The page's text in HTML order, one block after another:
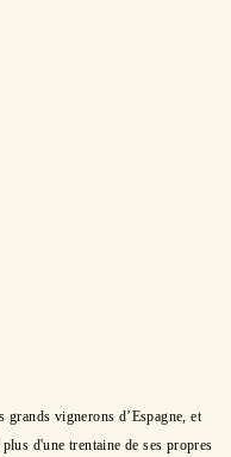
grands vignerons d’Espagne, et
d'une trentaine de ses propres